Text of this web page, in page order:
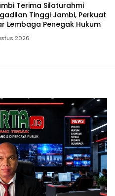
Terima Silaturahmi
Tinggi Jambi, Perkuat
Lembaga Penegak Hukum
2026